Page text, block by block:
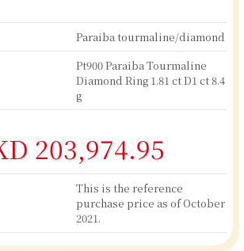
Paraiba tourmaline/diamond
Pt900 Paraiba Tourmaline
Diamond Ring 1.81 ct D1 ct 8.4
g
203,974.95
This is the reference
purchase price as of October
2021.